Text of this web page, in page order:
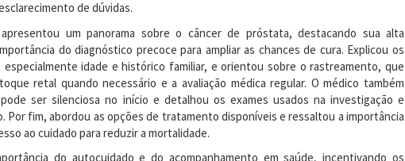
de dúvidas.
um panorama sobre o câncer de próstata, destacando sua alta
do diagnóstico precoce para ampliar as chances de cura. Explicou os
idade e histórico familiar, e orientou sobre o rastreamento, que
retal quando necessário e a avaliação médica regular. O médico também
ser silenciosa no início e detalhou os exames usados na investigação e
Por fim, abordou as opções de tratamento disponíveis e ressaltou a importância
ao cuidado para reduzir a mortalidade.
do autocuidado e do acompanhamento em saúde, incentivando os